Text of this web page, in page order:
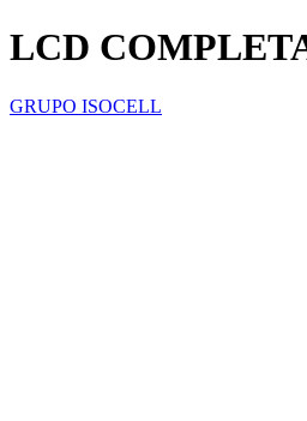
LCD
GRUPO ISOCELL